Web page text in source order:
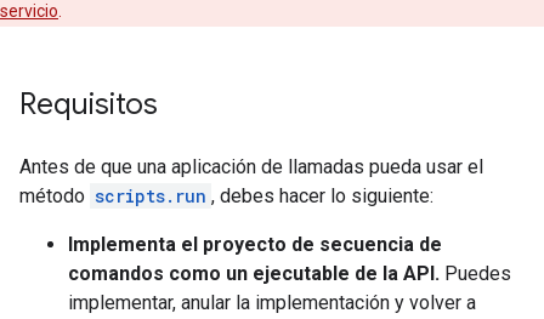
servicio
Requisitos
Antes de que una aplicación de llamadas pueda usar el
método scripts.run , debes hacer lo siguiente:
Implementa el proyecto de secuencia de
comandos como un ejecutable de la API. Puedes
implementar, anular la implementación y volver a